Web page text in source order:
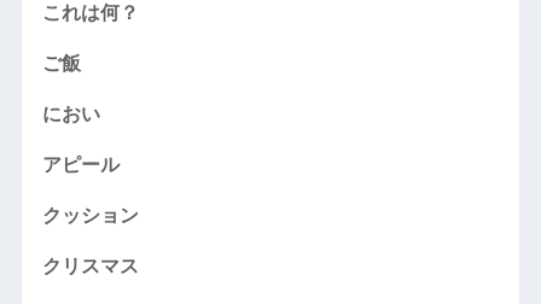
これは何？
ご飯
におい
アピール
クッション
クリスマス